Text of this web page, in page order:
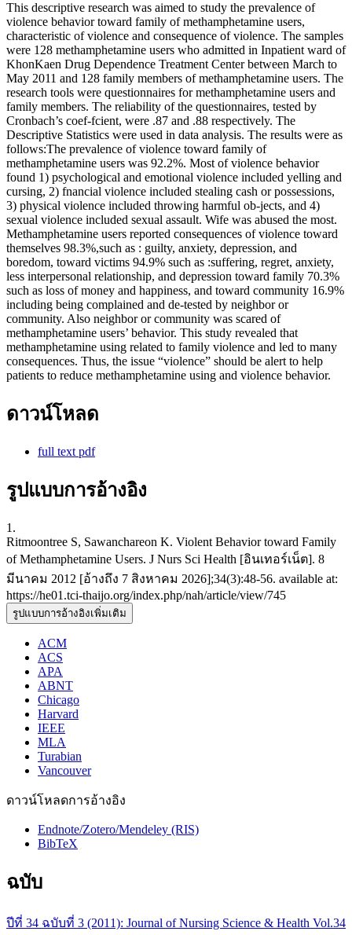
This descriptive research was aimed to study the prevalence of
violence behavior toward family of methamphetamine users,
characteristic of violence and consequence of violence. The samples
were 128 methamphetamine users who admitted in Inpatient ward of
KhonKaen Drug Dependence Treatment Center between March to
May 2011 and 128 family members of methamphetamine users. The
research tools were questionnaires for methamphetamine users and
family members. The reliability of the questionnaires, tested by
Cronbach’s coef-fcient, were .87 and .88 respectively. The
Descriptive Statistics were used in data analysis. The results were as
follows:The prevalence of violence toward family of
methamphetamine users was 92.2%. Most of violence behavior
found 1) psychological and emotional violence included yelling and
cursing, 2) fnancial violence included stealing cash or possessions,
3) physical violence included throwing harmful ob-jects, and 4)
sexual violence included sexual assault. Wife was abused the most.
Methamphetamine users reported consequences of violence toward
themselves 98.3%,such as : guilty, anxiety, depression, and
boredom, toward victims 94.9% such as :suffering, regret, anxiety,
less interpersonal relationship, and depression toward family 70.3%
such as loss of money and happiness, and toward community 16.9%
including being complained and de-tested by neighbor or
community. Also neighbor or community was scared of
methamphetamine users’ behavior. This study revealed that
methamphetamine using related to family violence and led to many
consequences. Thus, the issue “violence” should be alert to help
patients to reduce methamphetamine using and violence behavior.
ดาวน์โหลด
full text pdf
รูปแบบการอ้างอิง
1.
Ritmoontree S, Sawanchareon K. Violent Behavior toward Family
of Methamphetamine Users. J Nurs Sci Health [อินเทอร์เน็ต]. 8
มีนาคม 2012 [อ้างถึง 7 สิงหาคม 2026];34(3):48-56. available at:
https://he01.tci-thaijo.org/index.php/nah/article/view/745
รูปแบบการอ้างอิงเพิ่มเติม
ACM
ACS
APA
ABNT
Chicago
Harvard
IEEE
MLA
Turabian
Vancouver
ดาวน์โหลดการอ้างอิง
Endnote/Zotero/Mendeley (RIS)
BibTeX
ฉบับ
ปีที่ 34 ฉบับที่ 3 (2011): Journal of Nursing Science & Health Vol.34